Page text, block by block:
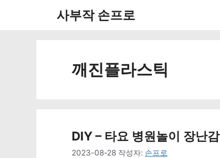
사부작 손프로
깨진플라스틱
DIY – 타요 병원놀이 장난
2023-08-28 작성자: 손프로